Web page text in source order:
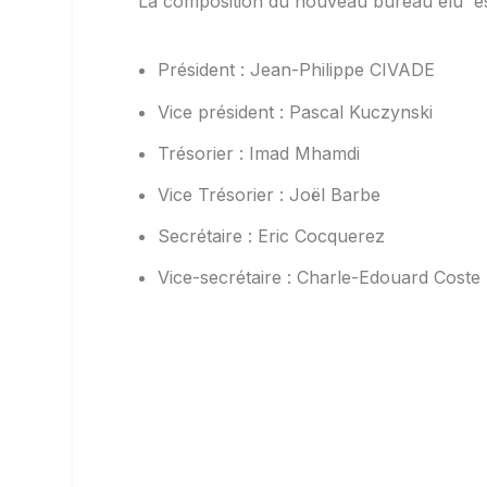
Président : Jean-Philippe CIVADE
Vice président : Pascal Kuczynski
Trésorier : Imad Mhamdi
Vice Trésorier : Joël Barbe
Secrétaire : Eric Cocquerez
Vice-secrétaire : Charle-Edouard Coste